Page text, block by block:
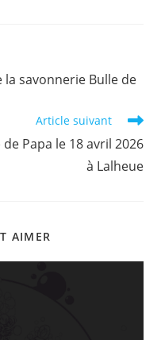
la savonnerie Bulle de
Article suivant
Papa le 18 avril 2026
à Lalheue
AIMER